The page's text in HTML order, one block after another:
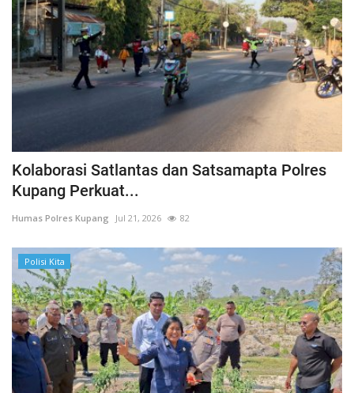
Kolaborasi Satlantas dan Satsamapta Polres
Kupang Perkuat...
Humas Polres Kupang Jul 21, 2026 82
Polisi Kita